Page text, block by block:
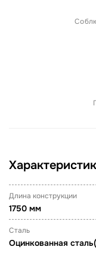
Длина конструкции
1750 мм
Сталь
Оцинкованная